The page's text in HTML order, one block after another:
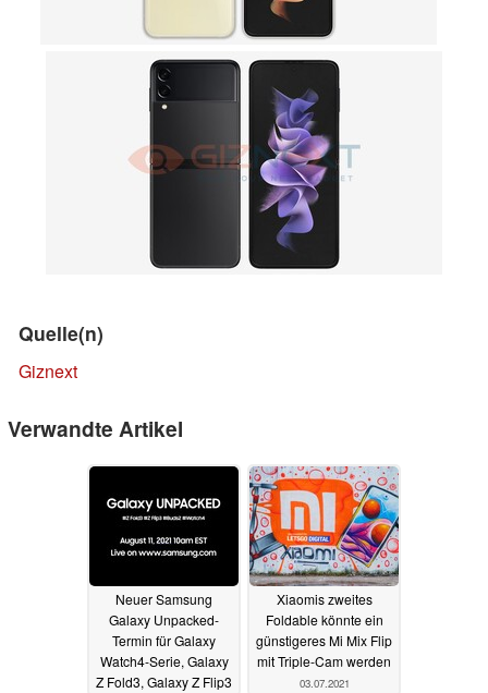
Quelle(n)
Giznext
Verwandte Artikel
Neuer Samsung
Galaxy Unpacked-
Termin für Galaxy
Watch4-Serie, Galaxy
Z Fold3, Galaxy Z Flip3
Xiaomis zweites
Foldable könnte ein
günstigeres Mi Mix Flip
mit Triple-Cam werden
03.07.2021